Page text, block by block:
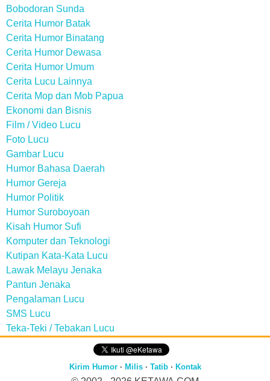
Bobodoran Sunda
Cerita Humor Batak
Cerita Humor Binatang
Cerita Humor Dewasa
Cerita Humor Umum
Cerita Lucu Lainnya
Cerita Mop dan Mob Papua
Ekonomi dan Bisnis
Film / Video Lucu
Foto Lucu
Gambar Lucu
Humor Bahasa Daerah
Humor Gereja
Humor Politik
Humor Suroboyoan
Kisah Humor Sufi
Komputer dan Teknologi
Kutipan Kata-Kata Lucu
Lawak Melayu Jenaka
Pantun Jenaka
Pengalaman Lucu
SMS Lucu
Teka-Teki / Tebakan Lucu
Kirim Humor· Milis· Tatib· Kontak